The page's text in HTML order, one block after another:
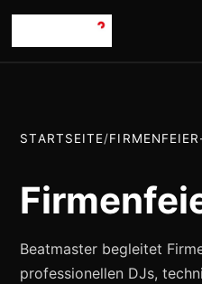
STARTSEITE/
Beatmaster begleitet
professionellen DJs,